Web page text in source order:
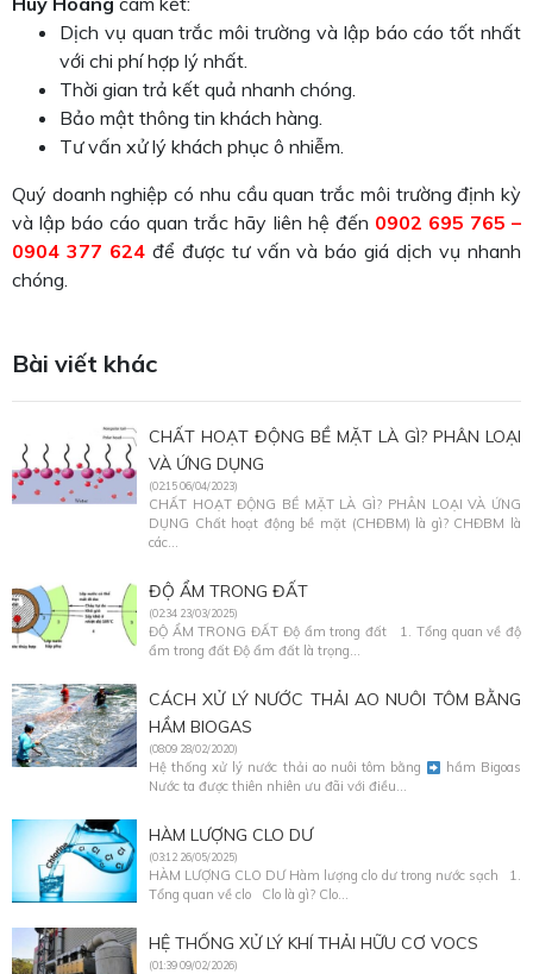
Dịch vụ quan trắc môi trường và lập báo cáo tốt nhất
với chi phí hợp lý nhất.
Thời gian trả kết quả nhanh chóng.
Bảo mật thông tin khách hàng.
Tư vấn xử lý khách phục ô nhiễm.
Quý doanh nghiệp có nhu cầu quan trắc môi trường định kỳ
và lập báo cáo quan trắc hãy liên hệ đến 0902 695 765 –
0904 377 624để được tư vấn và báo giá dịch vụ nhanh
chóng.
Bài viết khác
CHẤT HOẠT ĐỘNG BỀ MẶT LÀ GÌ? PHÂN LOẠI
VÀ ỨNG DỤNG
(02:15 06/04/2023)
CHẤT HOẠT ĐỘNG BỀ MẶT LÀ GÌ? PHÂN LOẠI VÀ ỨNG
DỤNG Chất hoạt động bề mặt (CHĐBM) là gì? CHĐBM là
các...
ĐỘ ẨM TRONG ĐẤT
(02:34 23/03/2025)
ĐỘ ẨM TRONG ĐẤT Độ ẩm trong đất 1. Tổng quan về độ
ẩm trong đất Độ ẩm đất là trọng...
CÁCH XỬ LÝ NƯỚC THẢI AO NUÔI TÔM BẰNG
HẦM BIOGAS
(08:09 28/02/2020)
Hệ thống xử lý nước thải ao nuôi tôm bằng
hầm Bigoas
Nước ta được thiên nhiên ưu đãi với điều...
HÀM LƯỢNG CLO DƯ
(03:12 26/05/2025)
HÀM LƯỢNG CLO DƯ Hàm lượng clo dư trong nước sạch 1.
Tổng quan về clo Clo là gì? Clo...
HỆ THỐNG XỬ LÝ KHÍ THẢI HỮU CƠ VOCS
(01:39 09/02/2026)